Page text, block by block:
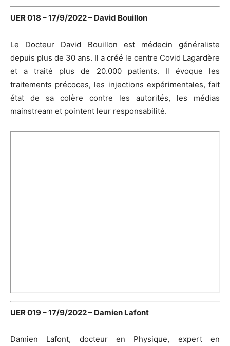
UER 018 – 17/9/2022 – David Bouillon
Le Docteur David Bouillon est médecin généraliste
depuis plus de 30 ans. Il a créé le centre Covid Lagardère
et a traité plus de 20.000 patients. Il évoque les
traitements précoces, les injections expérimentales, fait
état de sa colère contre les autorités, les médias
mainstream et pointent leur responsabilité.
UER 019 – 17/9/2022 – Damien Lafont
Damien Lafont, docteur en Physique, expert en